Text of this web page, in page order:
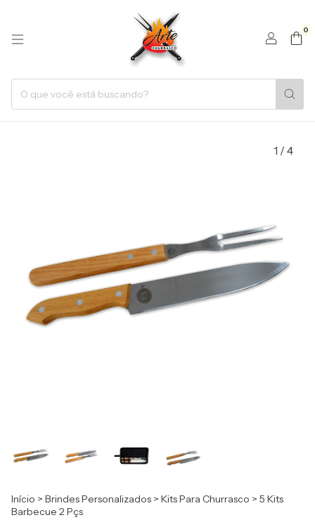
0
1 / 4
Início > Brindes Personalizados > Kits Para Churrasco > 5 Kits
Barbecue 2 Pçs